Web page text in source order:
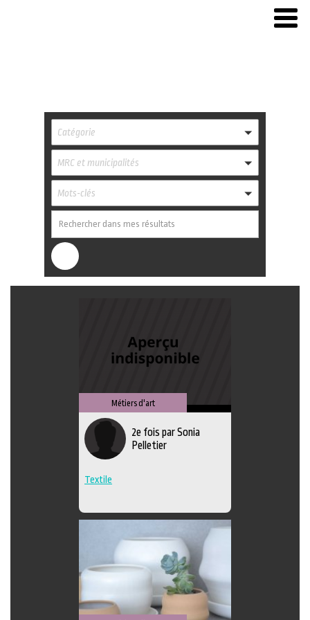
Catégorie
MRC et municipalités
Mots-clés
Métiers d'art
2e fois par Sonia
Pelletier
Textile